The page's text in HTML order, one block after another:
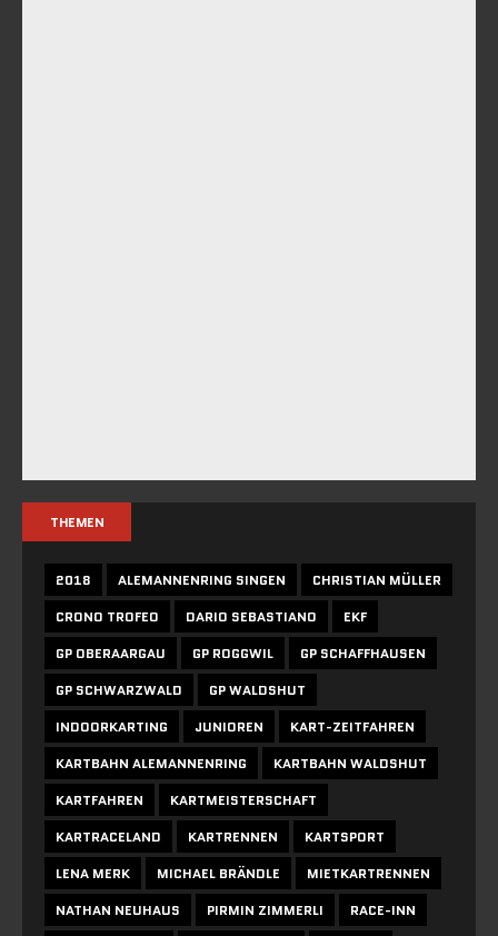
THEMEN
2018 ALEMANNENRING SINGEN
CHRISTIAN MÜLLER
CRONO TROFEO
DARIO SEBASTIANO
EKF
GP OBERAARGAU
GP ROGGWIL
GP SCHAFFHAUSEN
GP SCHWARZWALD
GP WALDSHUT
INDOORKARTING
JUNIOREN
KART-ZEITFAHREN
KARTBAHN ALEMANNENRING
KARTBAHN WALDSHUT
KARTFAHREN
KARTMEISTERSCHAFT
KARTRACELAND
KARTRENNEN
KARTSPORT
LENA MERK
MICHAEL BRÄNDLE
MIETKARTRENNEN
NATHAN NEUHAUS
PIRMIN ZIMMERLI RACE-INN